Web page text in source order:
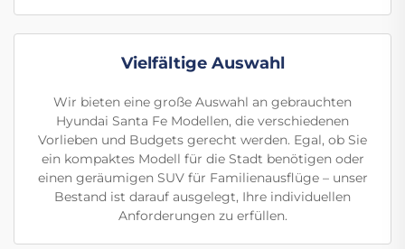
Vielfältige Auswahl
Wir bieten eine große Auswahl an gebrauchten
Hyundai Santa Fe Modellen, die verschiedenen
Vorlieben und Budgets gerecht werden. Egal, ob Sie
ein kompaktes Modell für die Stadt benötigen oder
einen geräumigen SUV für Familienausflüge – unser
Bestand ist darauf ausgelegt, Ihre individuellen
Anforderungen zu erfüllen.